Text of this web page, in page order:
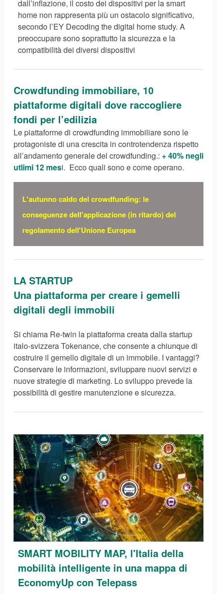
dall’inflazione, il costo dei dispositivi per la smart
home non rappresenta più un ostacolo significativo,
secondo l’EY Decoding the digital home study. A
preoccupare sono soprattutto la sicurezza e la
compatibilità dei diversi dispositivi
Crowdfunding immobiliare, 10
piattaforme digitali dove raccogliere
fondi per l’edilizia
Le piattaforme di crowdfunding immobiliare sono le
protagoniste di una crescita in controtendenza rispetto
all’andamento generale del crowdfunding.: + 40% negli
utlimi 12 mesi. Ecco quali sono e come operano.
L'autunno caldo del crowdfunding: le
conseguenze dell'applicazione (in ritardo) del
regolamento dell'Unione Europea
LA STARTUP
Una piattaforma per creare i gemelli
digitali degli immobili
Si chiama Re-twin la piattaforma creata dalla startup
italo-svizzera Tokenance, che consente a chiunque di
costruire il gemello digitale di un immobile. I vantaggi?
Conservare le informazioni, sviluppare nuovi servizi e
nuove strategie di marketing. Lo sviluppo prevede la
possibilità di gestire manutenzione e sicurezza.
SMART MOBILITY MAP, l'Italia della
mobilità intelligente in una mappa di
EconomyUp con Telepass